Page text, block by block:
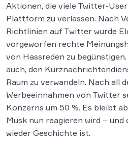
Aktionen, die viele Twitter-
Plattform zu verlassen. Nach
Richtlinien auf Twitter wurde
vorgeworfen rechte
von Hassreden zu
auch, den
Raum zu verwandeln. Nach all
Werbeeinnahmen von Twitter
Konzerns um 50 %. Es bleibt
Musk nun reagieren wird – und
wieder Geschichte ist.